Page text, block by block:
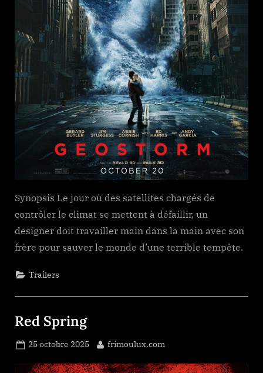
Synopsis Le jour où des satellites chargés de
contrôler le climat se mettent à défaillir, un
designer doit travailler main dans la main avec son
frère pour sauver le monde d’une terrible tempête.
Trailers
Red Spring
Posted
25 octobre 2025 By
frimoulux.com